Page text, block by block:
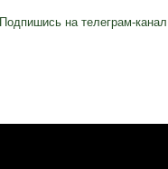
Подпишись на телеграм-